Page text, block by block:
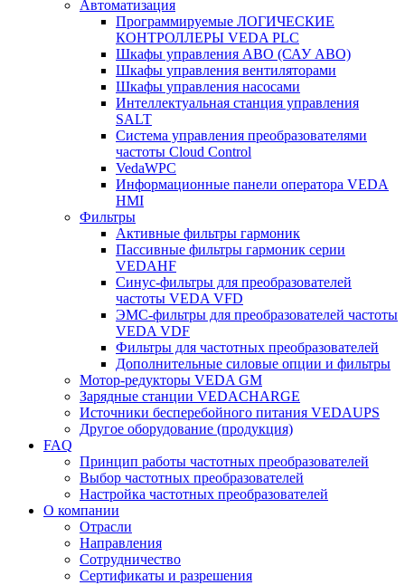
Автоматизация
Программируемые ЛОГИЧЕСКИЕ
КОНТРОЛЛЕРЫ VEDA PLC
Шкафы управления АВО (САУ АВО)
Шкафы управления вентиляторами
Шкафы управления насосами
Интеллектуальная станция управления
SALT
Система управления преобразователями
частоты Cloud Control
VedaWPC
Информационные панели оператора VEDA
HMI
Фильтры
Активные фильтры гармоник
Пассивные фильтры гармоник серии
VEDAHF
Синус-фильтры для преобразователей
частоты VEDA VFD
ЭМС-фильтры для преобразователей частоты
VEDA VDF
Фильтры для частотных преобразователей
Дополнительные силовые опции и фильтры
Мотор-редукторы VEDA GM
Зарядные станции VEDACHARGE
Источники бесперебойного питания VEDAUPS
Другое оборудование (продукция)
FAQ
Принцип работы частотных преобразователей
Выбор частотных преобразователей
Настройка частотных преобразователей
О компании
Отрасли
Направления
Сотрудничество
Сертификаты и разрешения